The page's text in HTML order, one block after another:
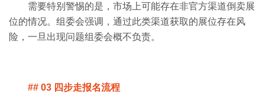
需要特别警惕的是，市场上可能存在非官方渠道倒卖展
位的情况。组委会强调，通过此类渠道获取的展位存在风
险，一旦出现问题组委会概不负责。
## 03 四步走报名流程